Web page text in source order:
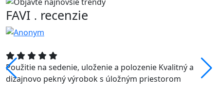
FAVI . recenzie
Použitie na sedenie, uloženie a polozenie Kvalitný a
dizajnovo pekný výrobok s úložným priestorom